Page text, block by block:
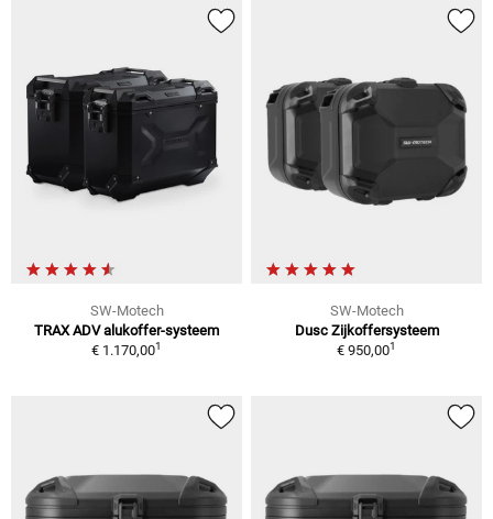
SW-Motech
TRAX ADV alukoffer-systeem
€ 1.170,001
SW-Motech
Dusc Zijkoffersysteem
€ 950,001